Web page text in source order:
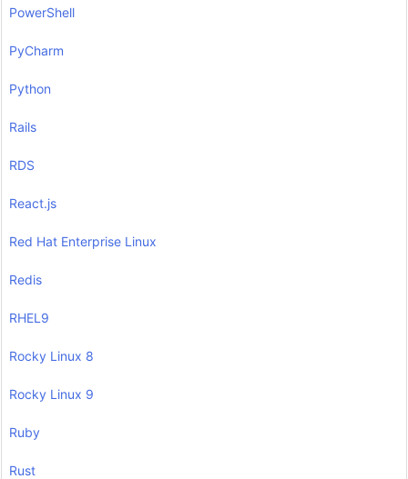
PowerShell
PyCharm
Python
Rails
RDS
React.js
Red Hat Enterprise Linux
Redis
RHEL9
Rocky Linux 8
Rocky Linux 9
Ruby
Rust